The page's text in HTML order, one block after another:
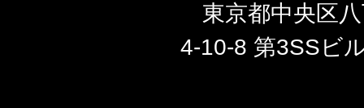
東京都中央区
4-10-8 第3SSビ